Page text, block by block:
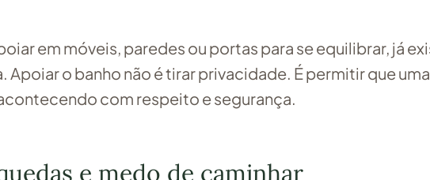
em móveis, paredes ou portas para se equilibrar, já
Apoiar o banho não é tirar privacidade. É permitir que uma
com respeito e segurança.
e medo de caminhar